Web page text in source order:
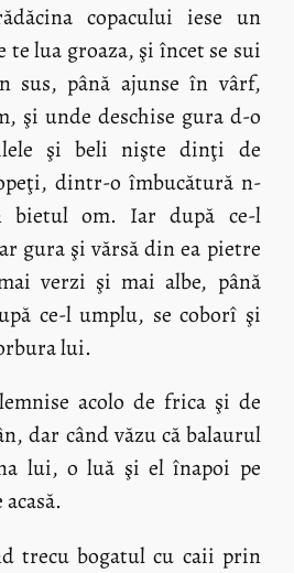
copacului iese un
te lua groaza, şi încet se sui
sus, până ajunse în vârf,
şi unde deschise gura d-o
şi beli nişte dinţi de
dintr-o îmbucătură n-
bietul om. Iar după ce-l
gura şi vărsă din ea pietre
verzi şi mai albe, până
ce-l umplu, se coborî şi
lui.
acolo de frica şi de
dar când văzu că balaurul
lui, o luă şi el înapoi pe
trecu bogatul cu caii prin